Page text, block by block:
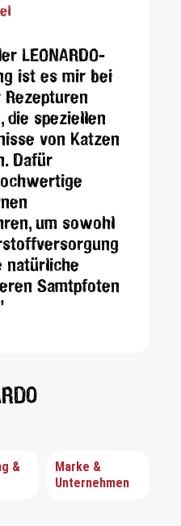
LEONARDO-
ist es mir bei
Rezepturen
die speziellen
von Katzen
Dafür
um sowohl
natürliche
Samtpfoten
&
Marke &
Unternehmen